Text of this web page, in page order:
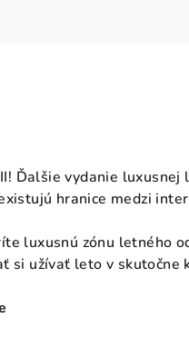
Ďalšie vydanie
hranice medzi
luxusnú zónu letného
si užívať leto v skutočne